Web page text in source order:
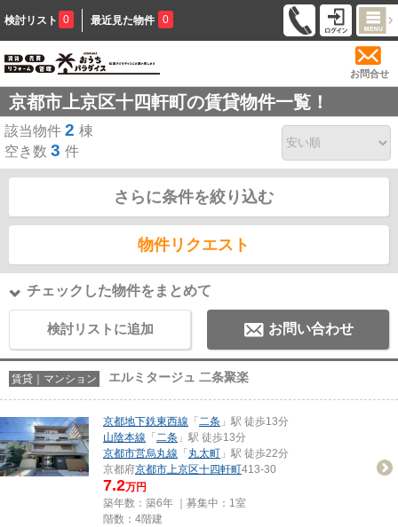
検討リスト 0 最近見た物件 0
お問合せ
京都市上京区十四軒町の賃貸物件一覧！
該当物件 2 棟
空き数 3 件
さらに条件を絞り込む
物件リクエスト
チェックした物件をまとめて
検討リストに追加 お問い合わせ
賃貸｜マンション エルミタージュ 二条聚楽
京都地下鉄東西線 「 二条 」駅 徒歩13分
山陰本線 「 二条 」駅 徒歩13分
京都市営烏丸線 「 丸太町 」駅 徒歩22分
京都府京都市上京区十四軒町413-30
7.2万円
築年数：築6年 ｜募集中： 1室
階数：4階建